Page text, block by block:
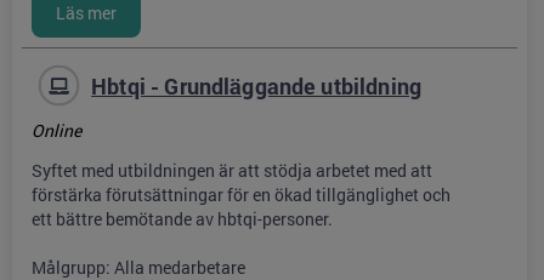
Hbtqi - Grundläggande utbildning
Online
Syftet med utbildningen är att stödja arbetet med att
förstärka förutsättningar för en ökad tillgänglighet och
ett bättre bemötande av hbtqi-personer.
Målgrupp: Alla medarbetare